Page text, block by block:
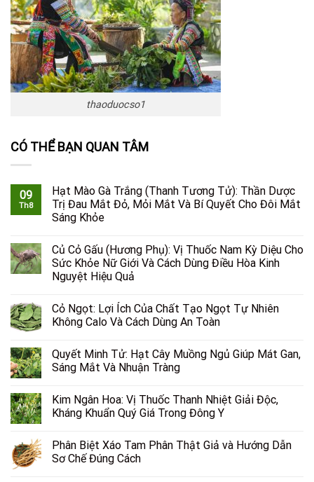
thaoduocso1
CÓ THỂ BẠN QUAN TÂM
09
Th8
Hạt Mào Gà Trắng (Thanh Tương Tử): Thần Dược
Trị Đau Mắt Đỏ, Mỏi Mắt Và Bí Quyết Cho Đôi Mắt
Sáng Khỏe
Củ Cỏ Gấu (Hương Phụ): Vị Thuốc Nam Kỳ Diệu Cho
Sức Khỏe Nữ Giới Và Cách Dùng Điều Hòa Kinh
Nguyệt Hiệu Quả
Cỏ Ngọt: Lợi Ích Của Chất Tạo Ngọt Tự Nhiên
Không Calo Và Cách Dùng An Toàn
Quyết Minh Tử: Hạt Cây Muồng Ngủ Giúp Mát Gan,
Sáng Mắt Và Nhuận Tràng
Kim Ngân Hoa: Vị Thuốc Thanh Nhiệt Giải Độc,
Kháng Khuẩn Quý Giá Trong Đông Y
Phân Biệt Xáo Tam Phân Thật Giả và Hướng Dẫn
Sơ Chế Đúng Cách